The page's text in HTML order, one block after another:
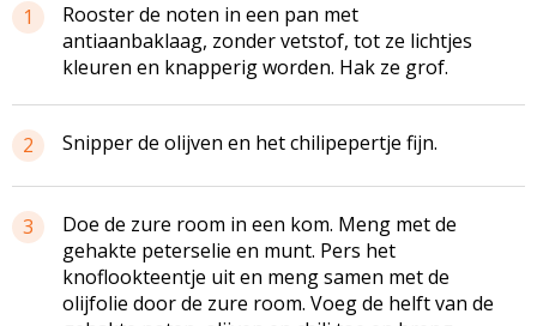
1
Rooster de noten in een pan met
antiaanbaklaag, zonder vetstof, tot ze lichtjes
kleuren en knapperig worden. Hak ze grof.
2 Snipper de olijven en het chilipepertje fijn.
3
Doe de zure room in een kom. Meng met de
gehakte peterselie en munt. Pers het
knoflookteentje uit en meng samen met de
olijfolie door de zure room. Voeg de helft van de